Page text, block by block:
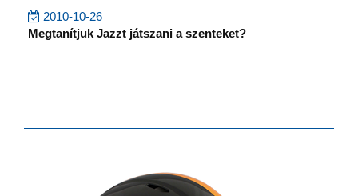
2010-10-26
Megtanítjuk Jazzt játszani a szenteket?